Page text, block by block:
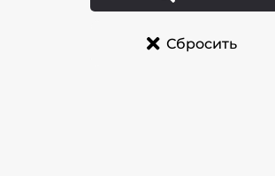
Сбросить